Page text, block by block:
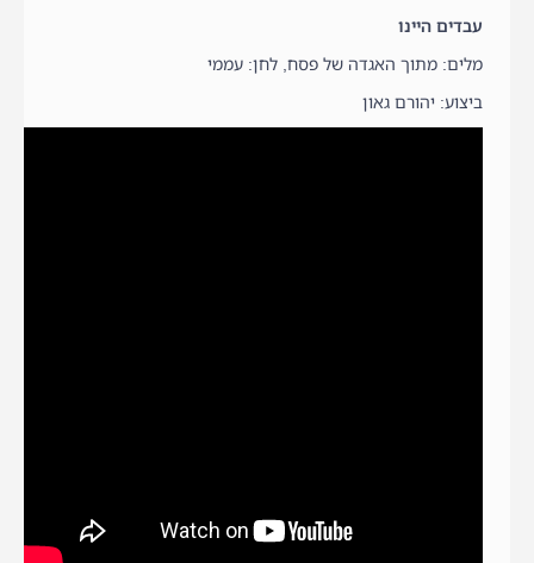
עבדים היינו
מלים: מתוך האגדה של פסח, לחן: עממי
ביצוע: יהורם גאון